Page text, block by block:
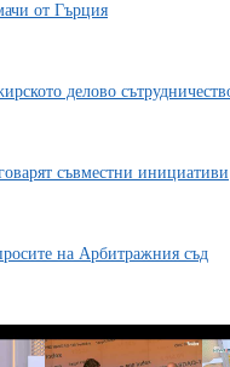
от Гърция
делово
съвместни инициативи
на Арбитражния съд